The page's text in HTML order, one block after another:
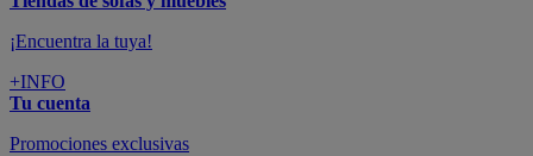
¡Encuentra la tuya!
+INFO
Tu cuenta
Promociones exclusivas